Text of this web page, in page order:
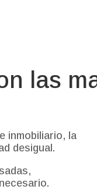
las
inmobiliario, la
desigual.